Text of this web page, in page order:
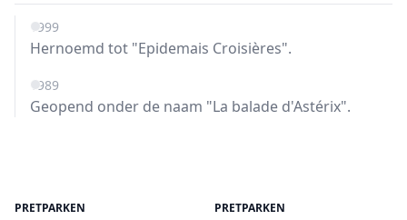
1999
Hernoemd tot "Epidemais Croisières".
1989
Geopend onder de naam "La balade d'Astérix".
PRETPARKEN PRETPARKEN